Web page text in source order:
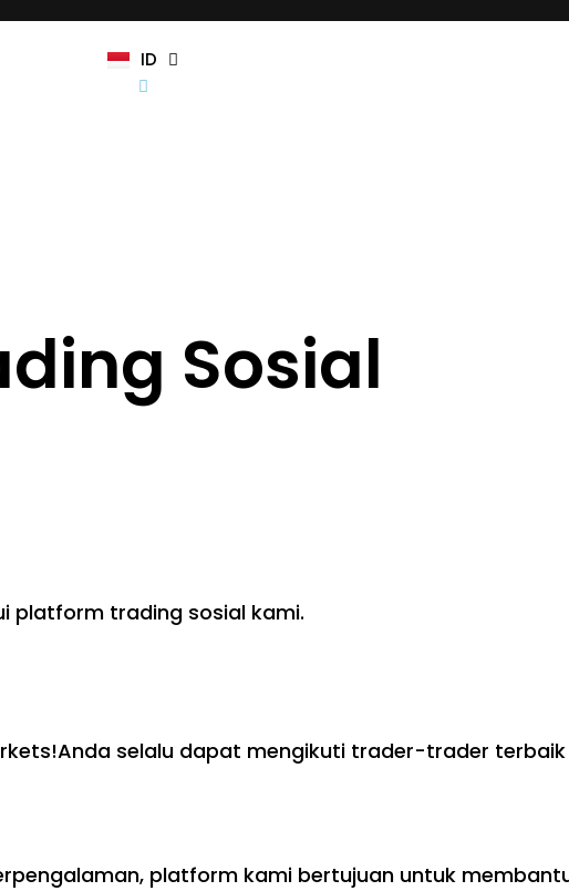
ID
HI
Sosial
platform trading sosial kami.
selalu dapat mengikuti trader-trader
platform kami bertujuan untuk